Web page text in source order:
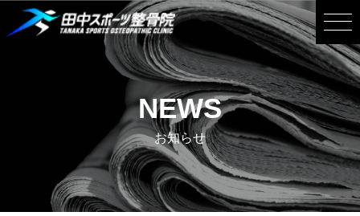
NEWS
お知らせ